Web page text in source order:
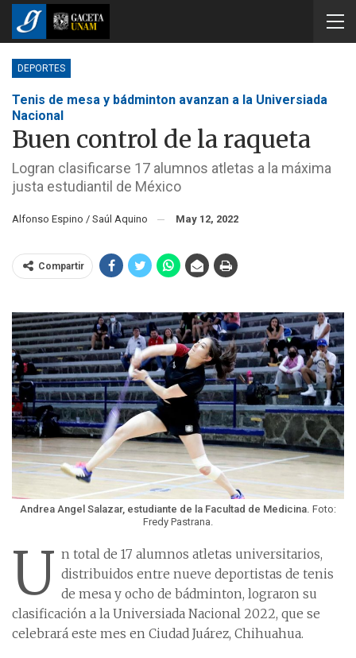
DEPORTES
Tenis de mesa y bádminton avanzan a la Universiada
Nacional
Buen control de la raqueta
Logran clasificarse 17 alumnos atletas a la máxima
justa estudiantil de México
Alfonso Espino / Saúl Aquino May 12, 2022
Compartir
Andrea Angel Salazar, estudiante de la Facultad de Medicina. Foto:
Fredy Pastrana.
U n total de 17 alumnos atletas universitarios,
distribuidos entre nueve deportistas de tenis
de mesa y ocho de bádminton, lograron su
clasificación a la Universiada Nacional 2022, que se
celebrará este mes en Ciudad Juárez, Chihuahua.